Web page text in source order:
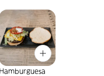
Hamburguesa